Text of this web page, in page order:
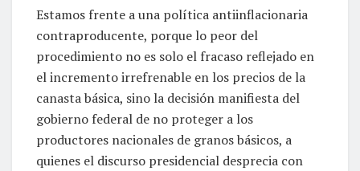
Estamos frente a una política antiinflacionaria
contraproducente, porque lo peor del
procedimiento no es solo el fracaso reflejado en
el incremento irrefrenable en los precios de la
canasta básica, sino la decisión manifiesta del
gobierno federal de no proteger a los
productores nacionales de granos básicos, a
quienes el discurso presidencial desprecia con